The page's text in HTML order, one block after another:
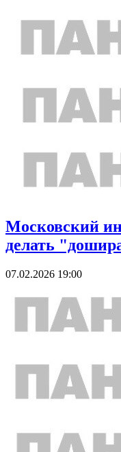
Московский
делать
07.02.2026 19:00